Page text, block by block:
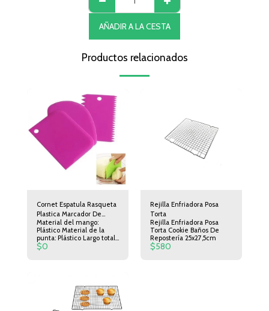
AÑADIR A LA CESTA
Productos relacionados
Cornet Espatula Rasqueta
Plastica Marcador De
Tortas Set X 3 Reposteria
Pasteleria
Material del mango:
Plástico Material de la
punta: Plástico Largo total:
11.5 cm
$0
Rejilla Enfriadora Posa
Torta
Rejilla Enfriadora Posa
Torta Cookie Baños De
Repostería 25x27,5cm
$580